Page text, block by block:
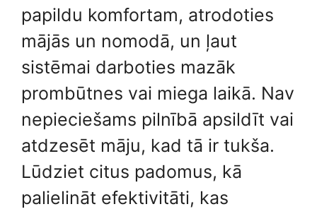
papildu komfortam, atrodoties
mājās un nomodā, un ļaut
sistēmai darboties mazāk
prombūtnes vai miega laikā. Nav
nepieciešams pilnībā apsildīt vai
atdzesēt māju, kad tā ir tukša.
Lūdziet citus padomus, kā
palielināt efektivitāti, kas